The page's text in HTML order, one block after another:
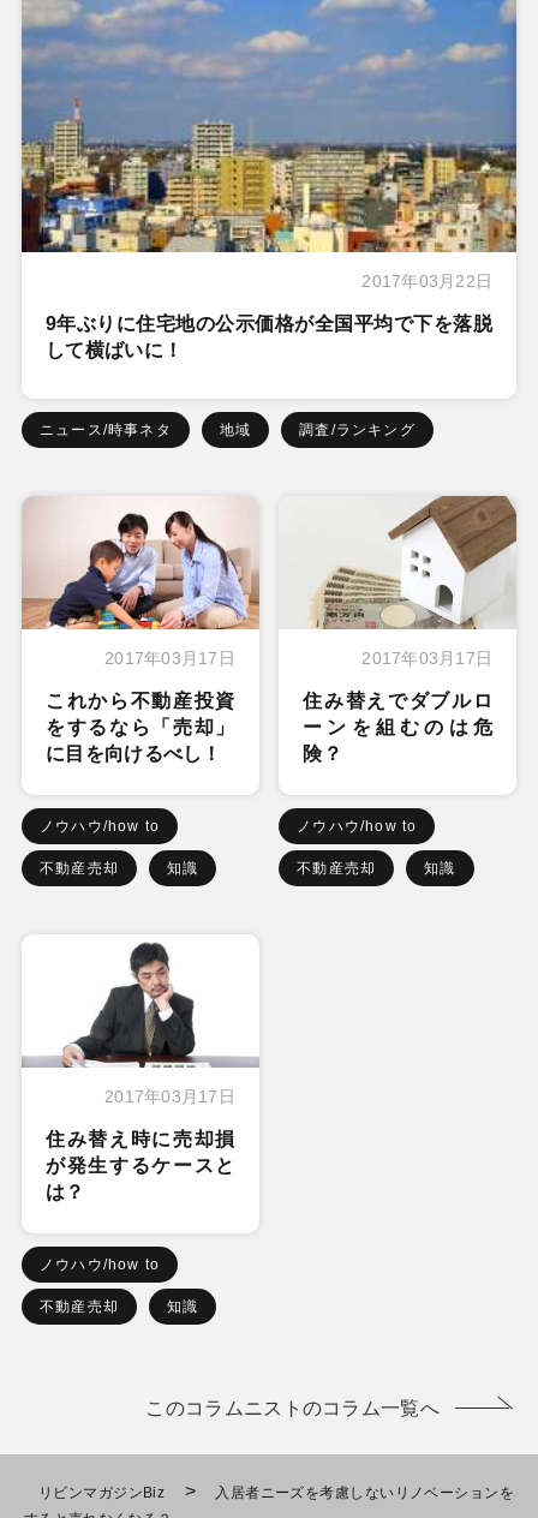
2017年03月22日
9年ぶりに住宅地の公示価格が全国平均で下を落脱
して横ばいに！
ニュース/時事ネタ 地域 調査/ランキング
2017年03月17日
これから不動産投資
をするなら「売却」
に目を向けるべし！
ノウハウ/how to
不動産売却 知識
2017年03月17日
住み替えでダブルロ
ーンを組むのは危
険？
ノウハウ/how to
不動産売却 知識
2017年03月17日
住み替え時に売却損
が発生するケースと
は？
ノウハウ/how to
不動産売却 知識
このコラムニストのコラム一覧へ
リビンマガジンBiz >
入居者ニーズを考慮しないリノベーションを